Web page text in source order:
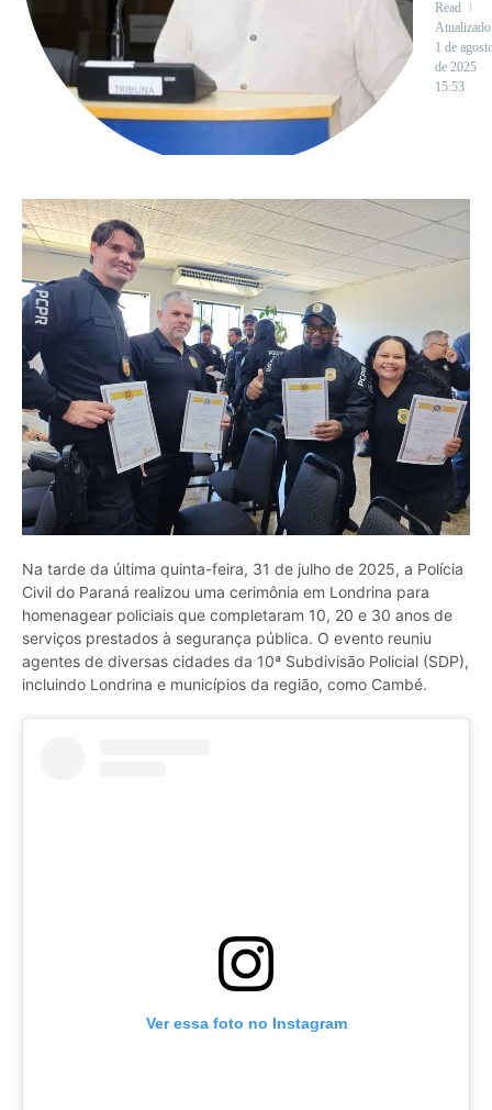
Read
1 de
de 2025
15:53
Na tarde da última quinta-feira, 31 de julho de 2025, a Polícia
Civil do Paraná realizou uma cerimônia em Londrina para
homenagear policiais que completaram 10, 20 e 30 anos de
serviços prestados à segurança pública. O evento reuniu
agentes de diversas cidades da 10ª Subdivisão Policial (SDP),
incluindo Londrina e municípios da região, como Cambé.
Ver essa foto no Instagram